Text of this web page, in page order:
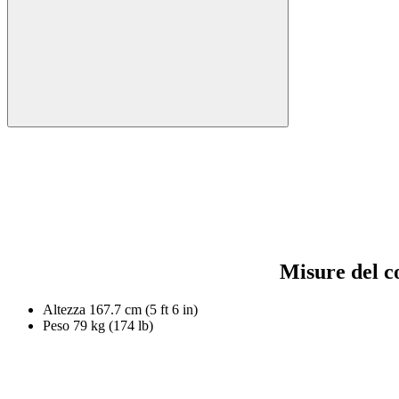
Misure del
Altezza 167.7 cm (5 ft 6 in)
Peso 79 kg (174 lb)